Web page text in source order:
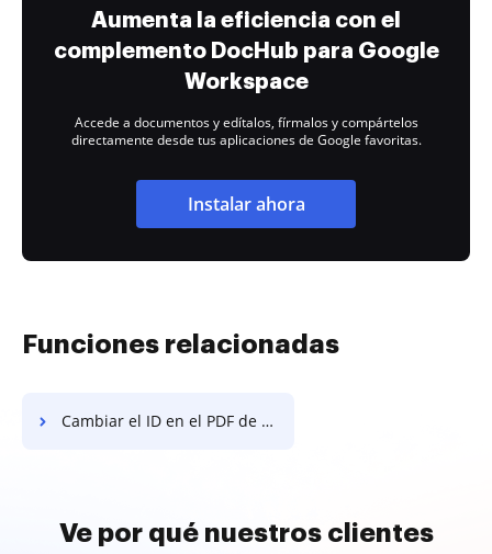
Aumenta la eficiencia con el
complemento DocHub para Google
Workspace
Accede a documentos y edítalos, fírmalos y compártelos
directamente desde tus aplicaciones de Google favoritas.
Instalar ahora
Funciones relacionadas
Cambiar el ID en el PDF de autorización de depósito directo
Ve por qué nuestros clientes